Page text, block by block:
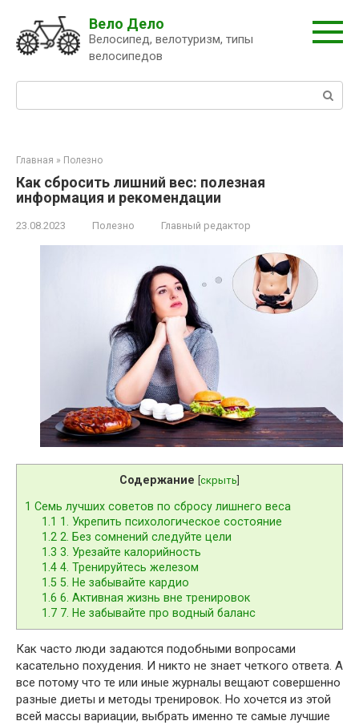
контенту
Вело Дело
Велосипед, велотуризм, типы
велосипедов
Главная » Полезно
Как сбросить лишний вес: полезная
информация и рекомендации
23.08.2023 Полезно Главный редактор
Содержание скрыть
1 Семь лучших советов по сбросу лишнего веса
1.1 1. Укрепить психологическое состояние
1.2 2. Без сомнений следуйте цели
1.3 3. Урезайте калорийность
1.4 4. Тренируйтесь железом
1.5 5. Не забывайте кардио
1.6 6. Активная жизнь вне тренировок
1.7 7. Не забывайте про водный баланс
Как часто люди задаются подобными вопросами
касательно похудения. И никто не знает четкого ответа. А
все потому что те или иные журналы вещают совершенно
разные диеты и методы тренировок. Но хочется из этой
всей массы вариации, выбрать именно те самые лучшие